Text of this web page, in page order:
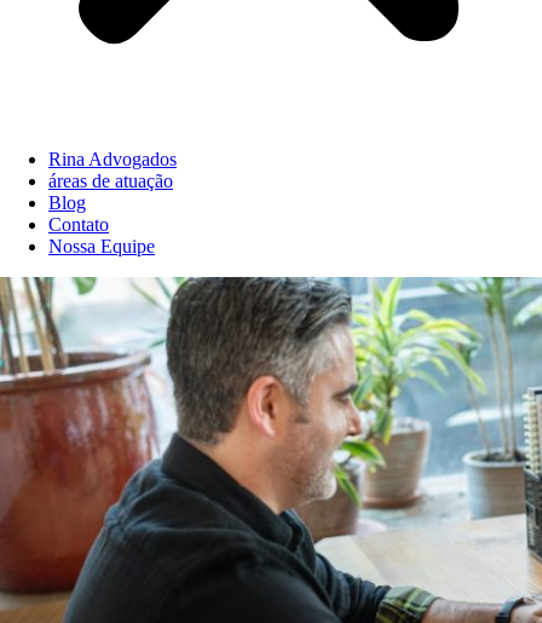
Rina Advogados
áreas de atuação
Blog
Contato
Nossa Equipe